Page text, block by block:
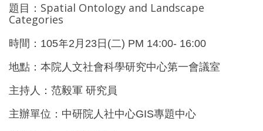
題目： Spatial Ontology and Landscape
Categories
時間： 105年2月23日(二) PM 14:00- 16:00
地點：本院人文社會科學研究中心第一會議室
主持人：范毅軍 研究員
主辦單位：中研院人社中心GIS專題中心